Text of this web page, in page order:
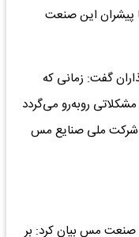
پیشران این صنعت
گفت: زمانی که
مشکلاتی روبه‌رو می‌گردد
شرکت ملی صنایع مس
صنعت مس بیان کرد: بر